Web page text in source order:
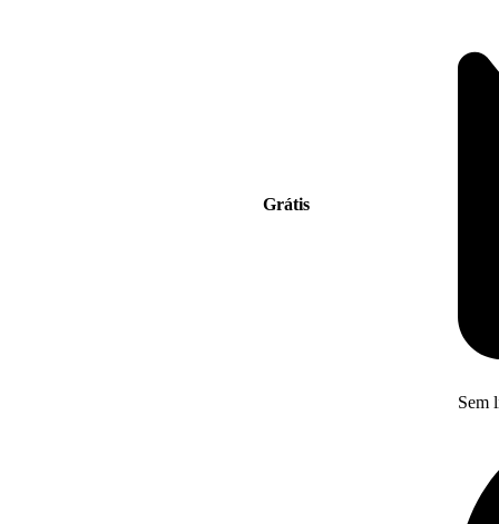
Grátis
Sem